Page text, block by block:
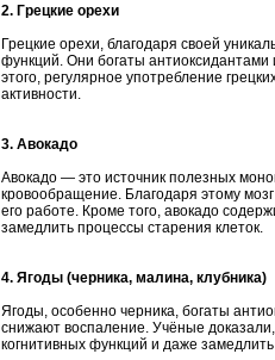
2. Грецкие орехи
Грецкие орехи, благодаря своей
функций. Они богаты антиоксидантами
этого, регулярное употребление
активности.
3. Авокадо
Авокадо — это источник полезных
кровообращение. Благодаря этому
его работе. Кроме того, авокадо
замедлить процессы старения клеток.
4. Ягоды (черника, малина, клубника)
Ягоды, особенно черника, богаты
снижают воспаление. Учёные
когнитивных функций и даже